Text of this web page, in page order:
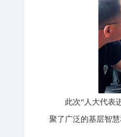
此次“人大代表
聚了广泛的基层智慧